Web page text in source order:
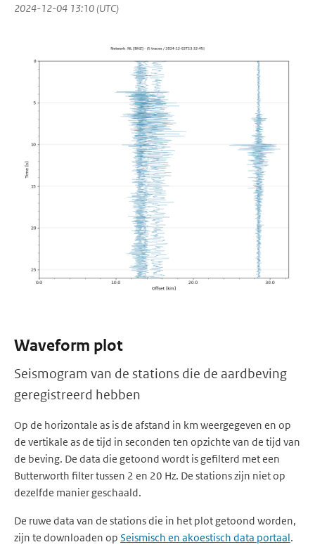
2024-12-04 13:10 (UTC)
Waveform plot
Seismogram van de stations die de aardbeving
geregistreerd hebben
Op de horizontale as is de afstand in km weergegeven en op
de vertikale as de tijd in seconden ten opzichte van de tijd van
de beving. De data die getoond wordt is gefilterd met een
Butterworth filter tussen 2 en 20 Hz. De stations zijn niet op
dezelfde manier geschaald.
De ruwe data van de stations die in het plot getoond worden,
zijn te downloaden op Seismisch en akoestisch data portaal.